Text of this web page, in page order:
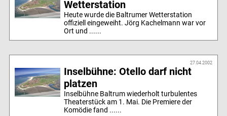
Wetterstation
Heute wurde die Baltrumer Wetterstation
offiziell eingeweiht. Jörg Kachelmann war vor
Ort und ......
27.04.2002
Inselbühne: Otello darf nicht
platzen
Inselbühne Baltrum wiederholt turbulentes
Theaterstück am 1. Mai. Die Premiere der
Komödie fand ......